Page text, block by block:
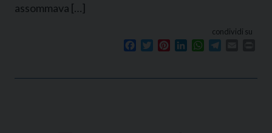
assommava […]
condividi su
Facebook
TwitterPinterestLinkedInWhatsApp